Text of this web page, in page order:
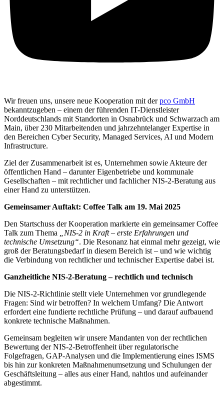
Wir freuen uns, unsere neue Kooperation mit derpco GmbH
bekanntzugeben – einem der führenden IT-Dienstleister
Norddeutschlands mit Standorten in Osnabrück und Schwarzach am
Main, über 230 Mitarbeitenden und jahrzehntelanger Expertise in
den Bereichen Cyber Security, Managed Services, AI und Modern
Infrastructure.
Ziel der Zusammenarbeit ist es, Unternehmen sowie Akteure der
öffentlichen Hand – darunter Eigenbetriebe und kommunale
Gesellschaften – mit rechtlicher und fachlicher NIS-2-Beratung aus
einer Hand zu unterstützen.
Gemeinsamer Auftakt: Coffee Talk am 19. Mai 2025
Den Startschuss der Kooperation markierte ein gemeinsamer Coffee
Talk zum Thema
„NIS-2 in Kraft – erste Erfahrungen und
technische Umsetzung“. Die Resonanz hat einmal mehr gezeigt, wie
groß der Beratungsbedarf in diesem Bereich ist – und wie wichtig
die Verbindung von rechtlicher und technischer Expertise dabei ist.
Ganzheitliche NIS-2-Beratung – rechtlich und technisch
Die NIS-2-Richtlinie stellt viele Unternehmen vor grundlegende
Fragen: Sind wir betroffen? In welchem Umfang? Die Antwort
erfordert eine fundierte rechtliche Prüfung – und darauf aufbauend
konkrete technische Maßnahmen.
Gemeinsam begleiten wir unsere Mandanten von der rechtlichen
Bewertung der NIS-2-Betroffenheit über regulatorische
Folgefragen, GAP-Analysen und die Implementierung eines ISMS
bis hin zur konkreten Maßnahmenumsetzung und Schulungen der
Geschäftsleitung – alles aus einer Hand, nahtlos und aufeinander
abgestimmt.